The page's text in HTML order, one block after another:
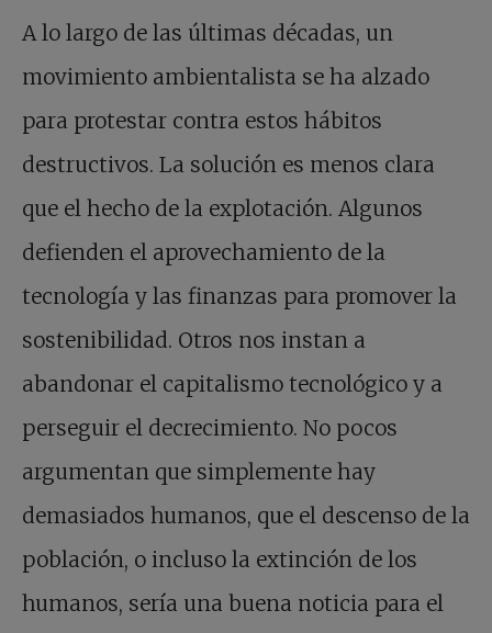
A lo largo de las últimas décadas, un
movimiento ambientalista se ha alzado
para protestar contra estos hábitos
destructivos. La solución es menos clara
que el hecho de la explotación. Algunos
defienden el aprovechamiento de la
tecnología y las finanzas para promover la
sostenibilidad. Otros nos instan a
abandonar el capitalismo tecnológico y a
perseguir el decrecimiento. No pocos
argumentan que simplemente hay
demasiados humanos, que el descenso de la
población, o incluso la extinción de los
humanos, sería una buena noticia para el